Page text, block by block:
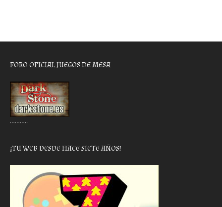
FORO OFICIAL JUEGOS DE MESA
………..
¡TU WEB DESDE HACE SIETE AÑOS!